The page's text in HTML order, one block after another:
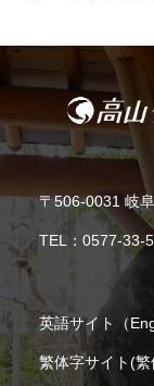
〒506-0031 岐
TEL： 0577-33-
英語サイト（
繁体字サイト(繁